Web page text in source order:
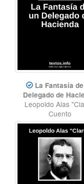
La Fantasía
Delegado de
Leopoldo Alas
Cuento